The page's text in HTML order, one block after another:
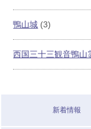
鴨山城 (3)
西国三十三観音鴨山
新着情報